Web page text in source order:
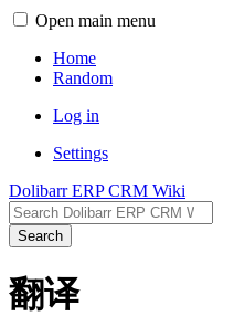
Open main menu
Home
Random
Log in
Settings
Dolibarr ERP CRM Wiki
Search
翻译